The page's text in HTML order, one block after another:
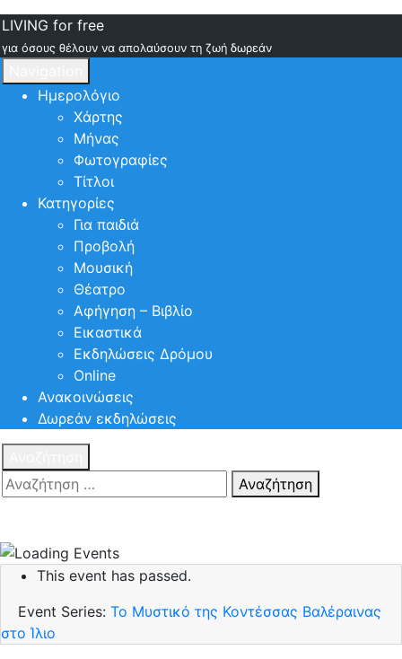
LIVING for free
για όσους θέλουν να απολαύσουν τη ζωή δωρεάν
Ημερολόγιο
Χάρτης
Μήνας
Φωτογραφίες
Τίτλοι
Κατηγορίες
Για παιδιά
Προβολή
Μουσική
Θέατρο
Αφήγηση – Βιβλίο
Εικαστικά
Εκδηλώσεις Δρόμου
Online
Ανακοινώσεις
Δωρεάν εκδηλώσεις
Αναζήτηση
This event has passed.
Event Series: Το Μυστικό της Κοντέσσας Βαλέραινας
στο Ίλιο